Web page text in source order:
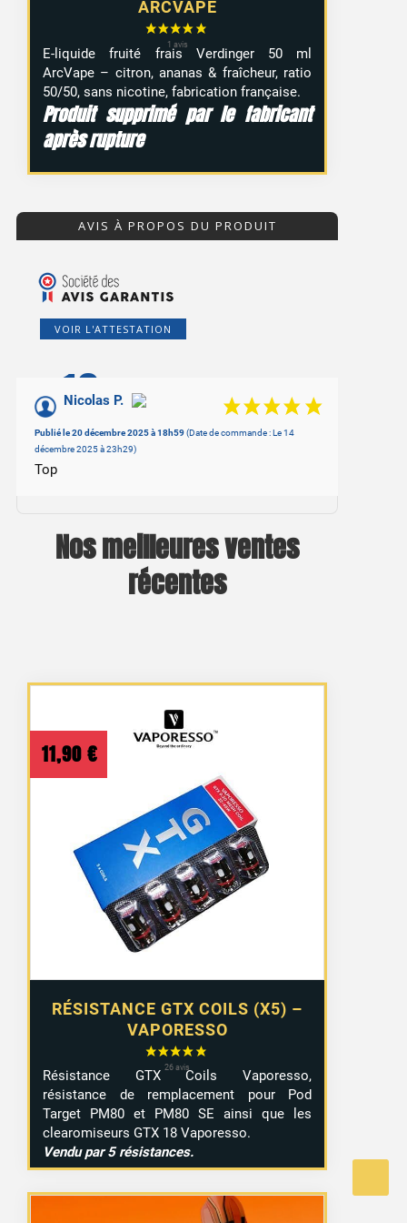
ARCVAPE
E-liquide fruité frais Verdinger 50 ml
ArcVape – citron, ananas & fraîcheur, ratio
50/50, sans nicotine, fabrication française.
Produit supprimé par le fabricant
après rupture
AVIS À PROPOS DU PRODUIT
VOIR L'ATTESTATION
10/10
Basé sur 1 avis
Nicolas P.
Publié le 20 décembre 2025 à 18h59(Date de commande : Le 14
décembre 2025 à 23h29)
Top
Nos meilleures ventes
récentes
RÉSISTANCE GTX COILS (X5) –
VAPORESSO
11,90 €
Résistance GTX Coils Vaporesso,
résistance de remplacement pour Pod
Target PM80 et PM80 SE ainsi que les
clearomiseurs GTX 18 Vaporesso.
Vendu par 5 résistances.